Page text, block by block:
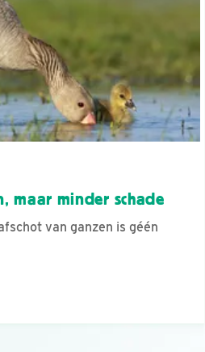
maar minder schade
van ganzen is géén